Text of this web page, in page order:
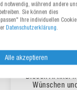
Schachteln
Diesen Artikel
Wünschen
notwendig, während andere
Sie können dies
Ihre individuellen
Datenschutzerklärung.
Alle akzeptieren